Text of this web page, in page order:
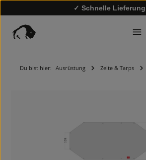
✓ Schnelle Lieferung
Du bist hier: Ausrüstung Zelte & Tarps